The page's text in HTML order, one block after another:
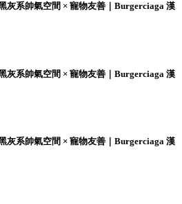
灰系帥氣空間 × 寵物友善｜Burgerciaga 漢
灰系帥氣空間 × 寵物友善｜Burgerciaga 漢
灰系帥氣空間 × 寵物友善｜Burgerciaga 漢